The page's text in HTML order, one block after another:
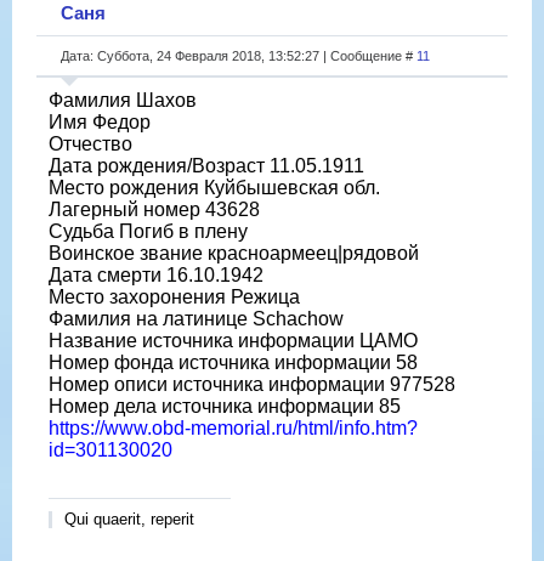
Саня
Дата: Суббота, 24 Февраля 2018, 13:52:27 | Сообщение # 11
Фамилия Шахов
Имя Федор
Отчество
Дата рождения/Возраст 11.05.1911
Место рождения Куйбышевская обл.
Лагерный номер 43628
Судьба Погиб в плену
Воинское звание красноармеец|рядовой
Дата смерти 16.10.1942
Место захоронения Режица
Фамилия на латинице Schachow
Название источника информации ЦАМО
Номер фонда источника информации 58
Номер описи источника информации 977528
Номер дела источника информации 85
https://www.obd-memorial.ru/html/info.htm?
id=301130020
Qui quaerit, reperit